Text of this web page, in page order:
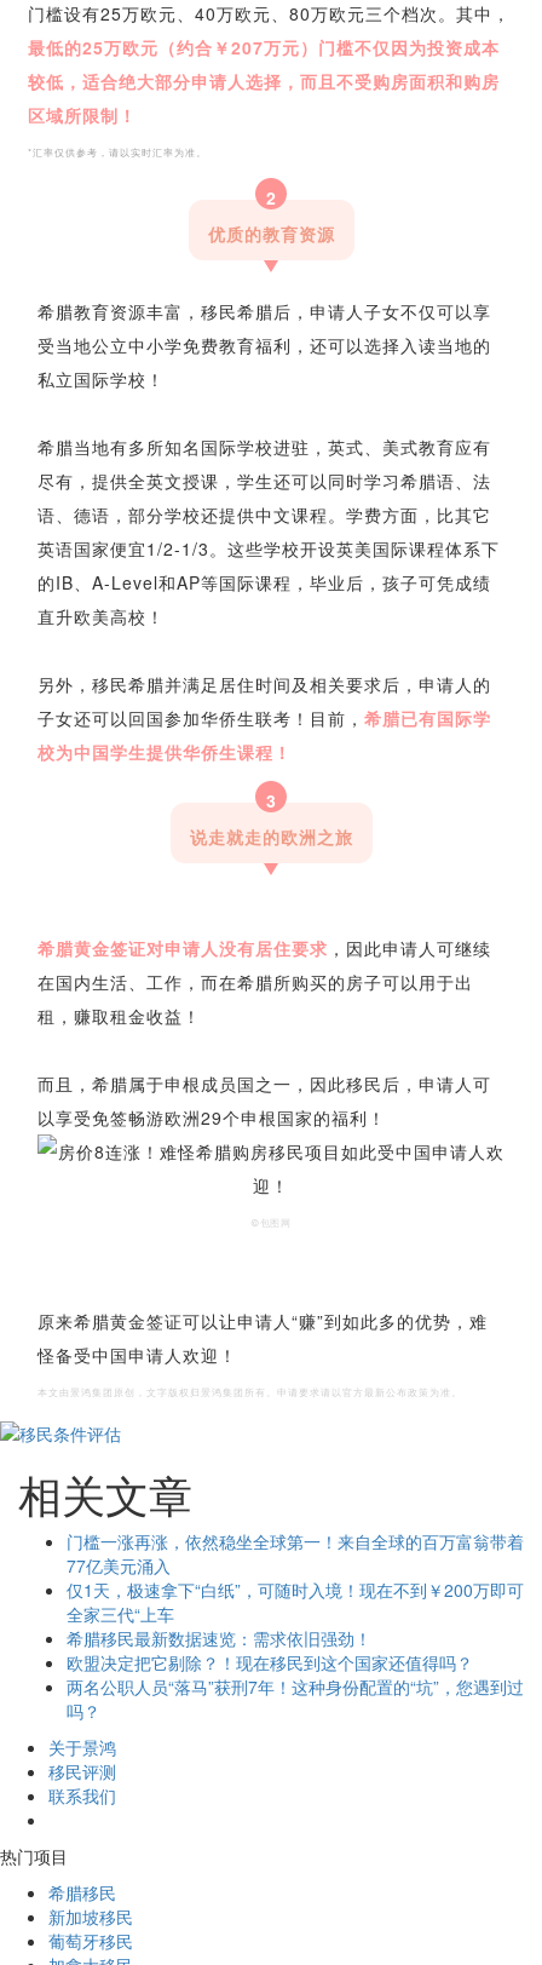
门槛设有25万欧元、40万欧元、80万欧元三个档次。其中，
最低的25万欧元（约合￥207万元）门槛不仅因为投资成本
较低，适合绝大部分申请人选择，而且不受购房面积和购房
区域所限制！
*汇率仅供参考，请以实时汇率为准。
2
优质的教育资源
希腊教育资源丰富，移民希腊后，申请人子女不仅可以享
受当地公立中小学免费教育福利，还可以选择入读当地的
私立国际学校！
希腊当地有多所知名国际学校进驻，英式、美式教育应有
尽有，提供全英文授课，学生还可以同时学习希腊语、法
语、德语，部分学校还提供中文课程。学费方面，比其它
英语国家便宜1/2-1/3。这些学校开设英美国际课程体系下
的IB、A-Level和AP等国际课程，毕业后，孩子可凭成绩
直升欧美高校！
另外，移民希腊并满足居住时间及相关要求后，申请人的
子女还可以回国参加华侨生联考！目前， 希腊已有国际学
校为中国学生提供华侨生课程！
3
说走就走的欧洲之旅
希腊黄金签证对申请人没有居住要求 ，因此申请人可继续
在国内生活、工作，而在希腊所购买的房子可以用于出
租，赚取租金收益！
而且，希腊属于申根成员国之一，因此移民后，申请人可
以享受免签畅游欧洲29个申根国家的福利！
©包图网
原来希腊黄金签证可以让申请人“赚”到如此多的优势，难
怪备受中国申请人欢迎！
本文由景鸿集团原创，文字版权归景鸿集团所有。申请要求请以官方最新公布政策为准。
相关文章
门槛一涨再涨，依然稳坐全球第一！来自全球的百万富翁带着
77亿美元涌入
仅1天，极速拿下“白纸”，可随时入境！现在不到￥200万即可
全家三代“上车
希腊移民最新数据速览：需求依旧强劲！
欧盟决定把它剔除？！现在移民到这个国家还值得吗？
两名公职人员“落马”获刑7年！这种身份配置的“坑”，您遇到过
吗？
关于景鸿
移民评测
联系我们
热门项目
希腊移民
新加坡移民
葡萄牙移民